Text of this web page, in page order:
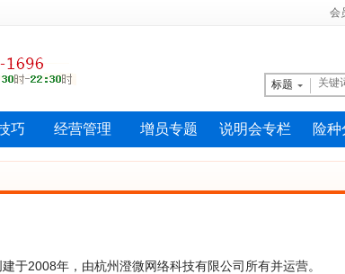
会
标题
巧 经营管理 增员专题 说明会专栏 险
于2008年，由杭州澄微网络科技有限公司所有并运营。